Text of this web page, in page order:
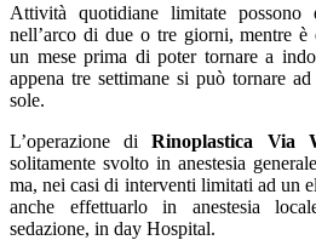
Attività quotidiane limitate possono
nell’arco di due o tre giorni, mentre è
un mese prima di poter tornare a
appena tre settimane si può tornare
sole.
L’operazione diRinoplastica Via
solitamente svolto in anestesia
ma, nei casi di interventi limitati ad un
anche effettuarlo in anestesia
sedazione, in day Hospital.